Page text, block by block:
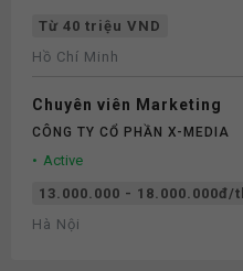
Từ 40 triệu VND
Hồ Chí Minh
Chuyên viên Marketing
CÔNG TY CỔ PHẦN X-MEDIA
Active
13.000.000 - 18.000.000đ/
Hà Nội